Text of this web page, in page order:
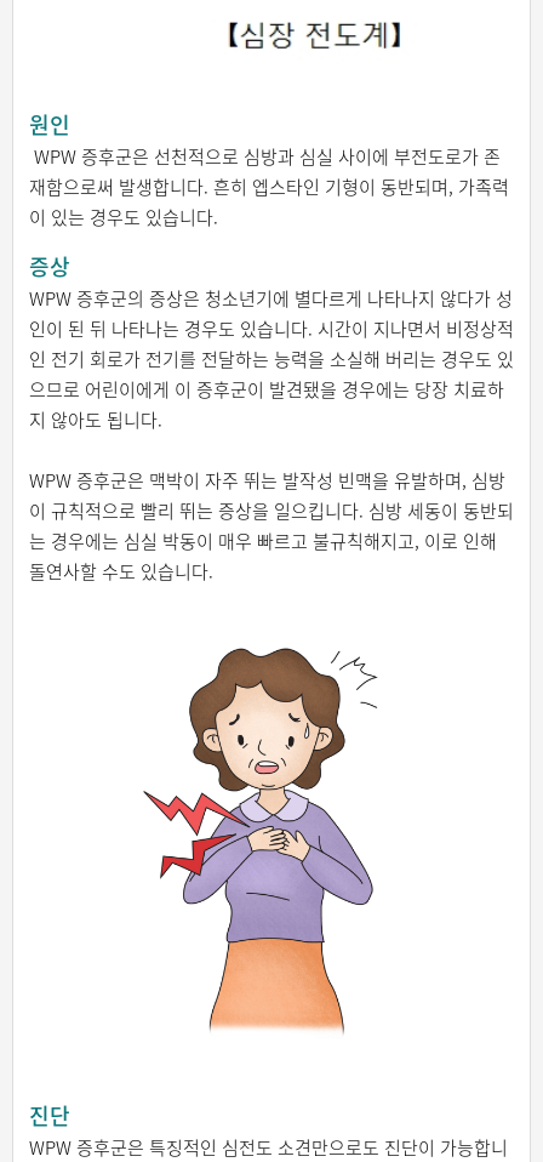
원인
WPW 증후군은 선천적으로 심방과 심실 사이에 부전도로가 존
재함으로써 발생합니다. 흔히 엡스타인 기형이 동반되며, 가족력
이 있는 경우도 있습니다.
증상
WPW 증후군의 증상은 청소년기에 별다르게 나타나지 않다가 성
인이 된 뒤 나타나는 경우도 있습니다. 시간이 지나면서 비정상적
인 전기 회로가 전기를 전달하는 능력을 소실해 버리는 경우도 있
으므로 어린이에게 이 증후군이 발견됐을 경우에는 당장 치료하
지 않아도 됩니다.
WPW 증후군은 맥박이 자주 뛰는 발작성 빈맥을 유발하며, 심방
이 규칙적으로 빨리 뛰는 증상을 일으킵니다. 심방 세동이 동반되
는 경우에는 심실 박동이 매우 빠르고 불규칙해지고, 이로 인해
돌연사할 수도 있습니다.
진단
WPW 증후군은 특징적인 심전도 소견만으로도 진단이 가능합니